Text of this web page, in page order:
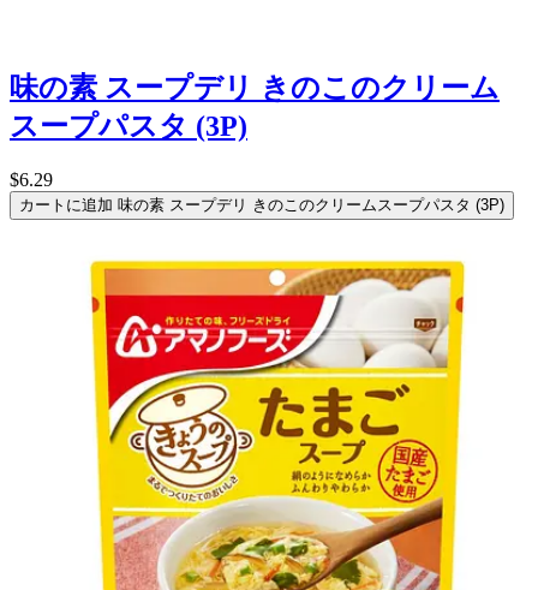
味の素 スープデリ きのこのクリーム
スープパスタ (3P)
$6.29
カートに追加 味の素 スープデリ きのこのクリームスープパスタ (3P)